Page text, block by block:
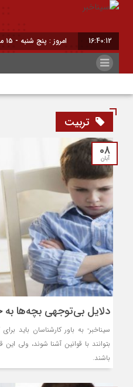
16:40:12 امروز : پنج شنبه - ۱۵ مرداد - ۱۴۰۵
تربیت
08
آبان
دلایل بی‌توجهی بچه‌ها
سیناخبر- به باور کارشناسان باید
بتوانند با قوانین آشنا شوند، ولی
باشند.